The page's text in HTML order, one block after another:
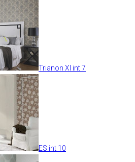
Trianon XI int 7
ES int 10